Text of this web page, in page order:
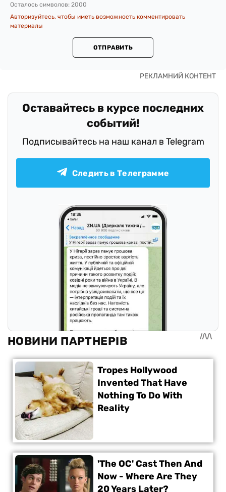
Осталось символов: 2000
Авторизуйтесь, чтобы иметь возможность комментировать
материалы
ОТПРАВИТЬ
Оставайтесь в курсе последних
событий!
Подписывайтесь на наш канал в Telegram
Следить в Телеграмме